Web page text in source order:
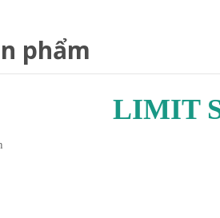
phẩm
LIMIT